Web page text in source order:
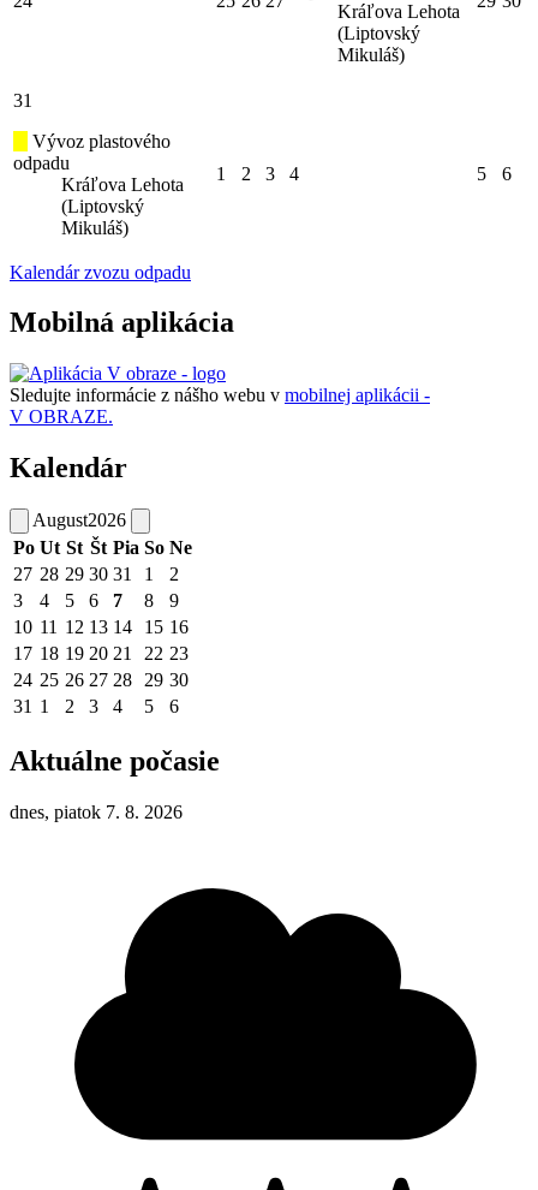
Kráľova Lehota
(Liptovský
Mikuláš)
31
Vývoz plastového
odpadu
Kráľova Lehota
(Liptovský
Mikuláš)
1 2 3 4 5 6
Kalendár zvozu odpadu
Mobilná aplikácia
Sledujte informácie z nášho webu v mobilnej aplikácii -
V OBRAZE.
Kalendár
August2026
Po Ut St Št Pia So Ne
27 28 29 30 31 1
2
3
4 5 6 7 8
9
10 11 12 13 14 15 16
17 18 19 20 21 22 23
24 25 26 27 28 29 30
31 1 2 3 4 5 6
Aktuálne počasie
dnes, piatok 7. 8. 2026